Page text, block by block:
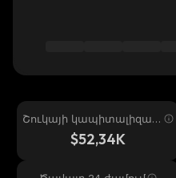
Շուկայի կապիտալիզաց
$52,34K